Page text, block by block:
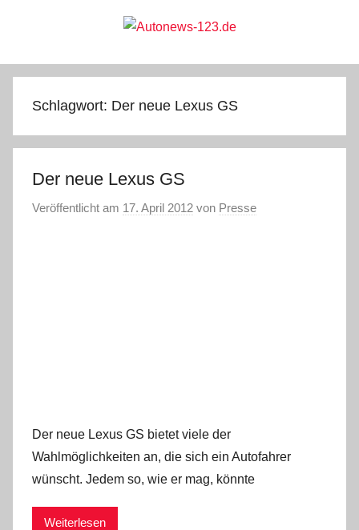
Autonews-
123.de
Schlagwort: Der neue Lexus GS
Der neue Lexus GS
Veröffentlicht am 17. April 2012 von Presse
Der neue Lexus GS bietet viele der
Wahlmöglichkeiten an, die sich ein Autofahrer
wünscht. Jedem so, wie er mag, könnte
Weiterlesen